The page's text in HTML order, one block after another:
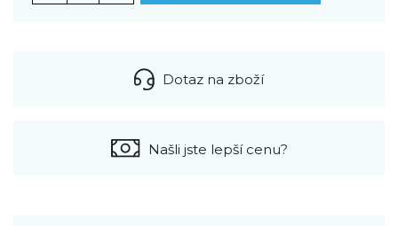
Dotaz na zboží
Našli jste lepší cenu?